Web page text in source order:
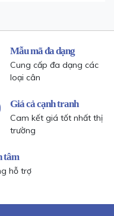
Mẫu mã đa dạng
Cung cấp đa dạng các
loại cân
Giá cả cạnh tranh
Cam kết giá tốt nhất thị
trường
tâm
hỗ trợ